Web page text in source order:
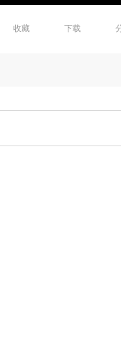
收藏 下载